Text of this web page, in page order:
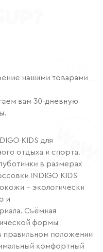
нашими товарами
вам 30-дневную
KIDS для
отдыха и спорта.
в размерах
INDIGO KIDS
- экологически
и
Съёмная
формы
положении
комфортный